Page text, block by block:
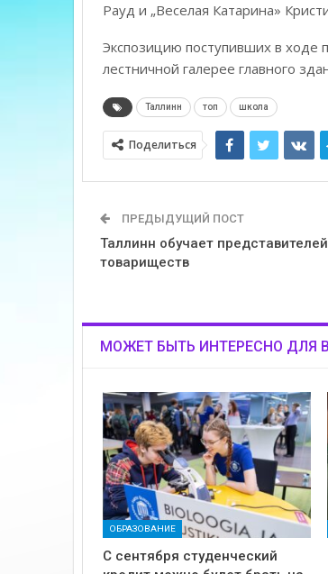
Рауд и „Веселая Катарина»
Экспозицию поступивших в ходе
лестничной галерее главного
Таллинн топ школа
Поделиться
ПРЕДЫДУЩИЙ ПОСТ
Таллинн обучает
товариществ
МОЖЕТ БЫТЬ ИНТЕРЕСНО ДЛЯ
ОБРАЗОВАНИЕ
С сентября студенческий